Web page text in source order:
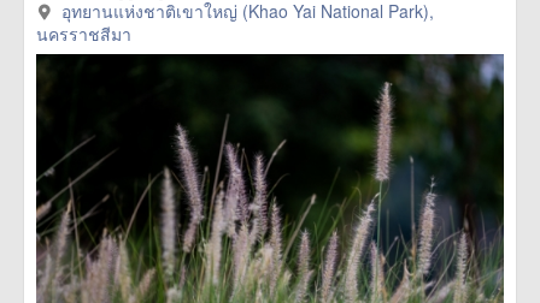
อุทยานแห่งชาติเขาใหญ่ (Khao Yai National Park),
นครราชสีมา